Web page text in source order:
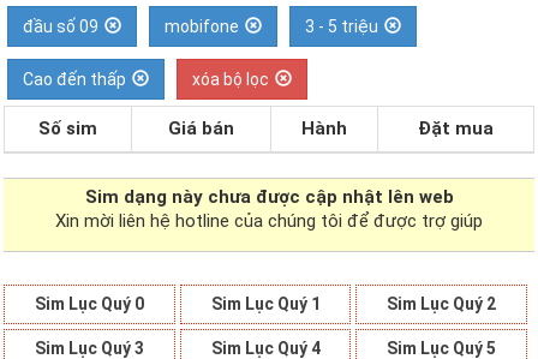
đầu số 09 mobifone 3 - 5 triệu
Cao đến thấp xóa bộ lọc
Số sim Giá bán Hành Đặt mua
Sim dạng này chưa được cập nhật lên web
Xin mời liên hệ hotline của chúng tôi để được trợ giúp
Sim Lục Quý 0 Sim Lục Quý 1 Sim Lục Quý 2
Sim Lục Quý 3 Sim Lục Quý 4 Sim Lục Quý 5